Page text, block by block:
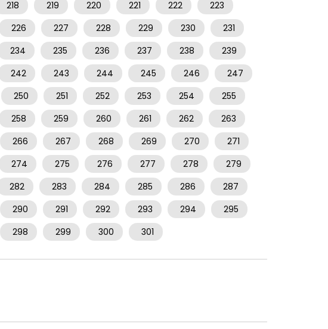
218 219 220 221 222
223
226 227 228 229 230
231
234 235 236 237 238
239
242 243 244 245 246
247
250 251 252 253 254
255
258 259 260 261 262
263
266 267 268 269 270
271
274 275 276 277 278
279
282 283 284 285 286
287
290 291 292 293 294
295
298 299 300 301